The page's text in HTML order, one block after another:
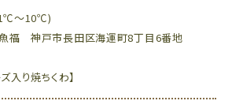
～10℃)
福 神戸市長田区海運町8丁目6番地
入り焼ちくわ】